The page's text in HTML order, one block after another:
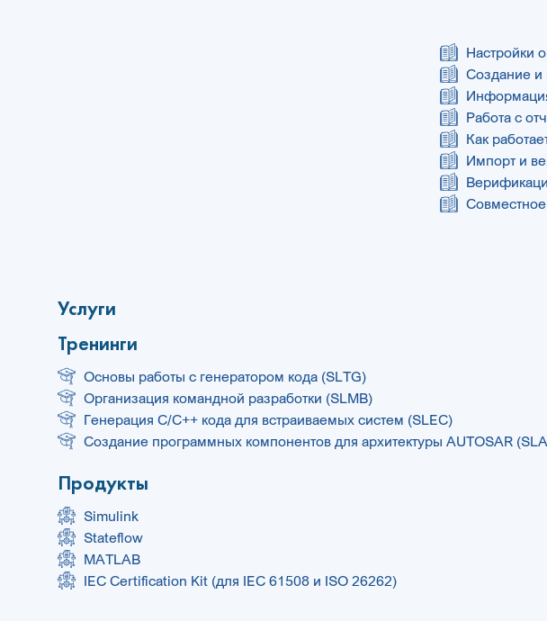
Настройки
Создание и
Работа с
Как
Импорт и
Услуги
Тренинги
Основы работы с генератором кода (SLTG)
Организация командной разработки (SLMB)
Генерация C/C++ кода для встраиваемых систем (SLEC)
Создание программных компонентов для архитектуры AUTOSAR
Продукты
Simulink
Stateflow
MATLAB
IEC Certification Kit (для IEC 61508 и ISO 26262)